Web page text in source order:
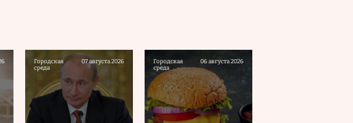
Городская
среда
07 августа 2026
Городская
среда
06 августа 2026